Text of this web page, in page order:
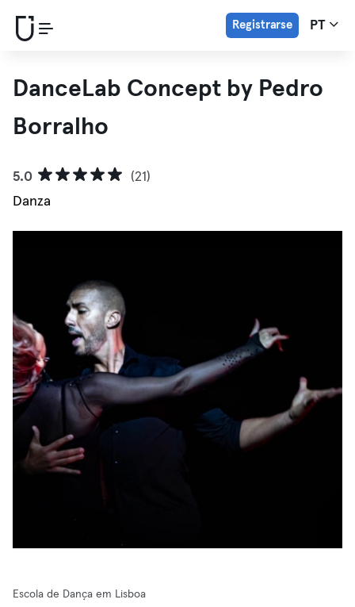
Registrarse PT
DanceLab Concept by Pedro
Borralho
5.0
(21)
Danza
Escola de Dança em Lisboa